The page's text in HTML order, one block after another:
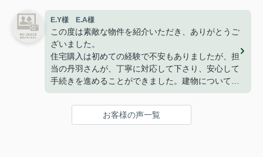
暮らせております。
こうして、なにもトラブルや問題も無くここまで家
探しが出来た事はパークホームさんのおかげだと思
っております。
ありがとうございました。
E.Y様 E.A様
この度は素敵な物件を紹介いただき、ありがとうご
ざいました。
住宅購入は初めての経験で不安もありましたが、担
当の丹羽さんが、丁寧に対応して下さり、安心して
手続きを進めることができました。建物についても
満足しており、家族で新しい生活を始めることを楽
しみにしています。
改めて、ありがとうございました。
お客様の声一覧